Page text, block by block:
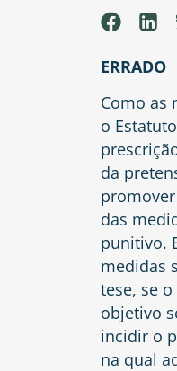
ERRADO
Como as
o
da
das
punitivo.
medidas
tese, se
objetivo
incidir o
na qual